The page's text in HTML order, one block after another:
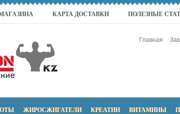
КАРТА ДОСТАВКИ ПОЛЕЗНЫЕ
Главная
ЖИРОСЖИГАТЕЛИ КРЕАТИН ВИТАМИНЫ